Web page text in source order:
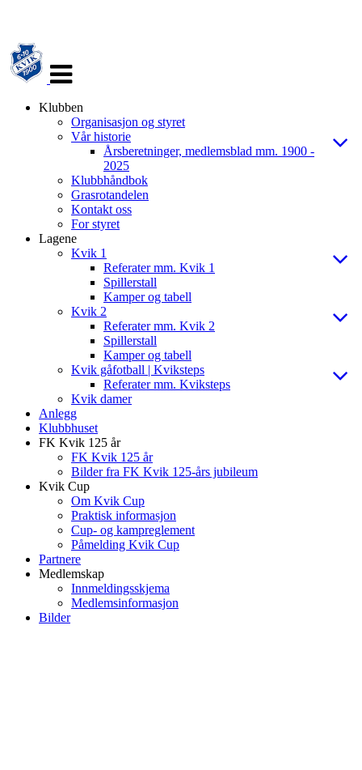
navigasjon
Klubben
Organisasjon og styret
Vår historie
Årsberetninger, medlemsblad mm. 1900 -
2025
Klubbhåndbok
Grasrotandelen
Kontakt oss
For styret
Lagene
Kvik 1
Referater mm. Kvik 1
Spillerstall
Kamper og tabell
Kvik 2
Referater mm. Kvik 2
Spillerstall
Kamper og tabell
Kvik gåfotball | Kviksteps
Referater mm. Kviksteps
Kvik damer
Anlegg
Klubbhuset
FK Kvik 125 år
FK Kvik 125 år
Bilder fra FK Kvik 125-års jubileum
Kvik Cup
Om Kvik Cup
Praktisk informasjon
Cup- og kampreglement
Påmelding Kvik Cup
Partnere
Medlemskap
Innmeldingsskjema
Medlemsinformasjon
Bilder